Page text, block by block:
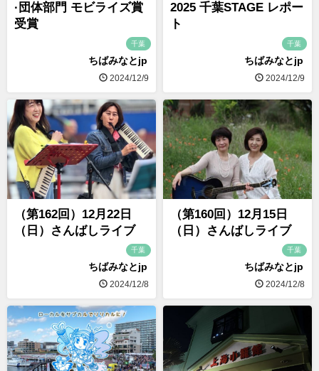
·団体部門 モビライズ賞
受賞
千葉
ちばみなとjp
2024/12/9
2025 千葉STAGE レポー
ト
千葉
ちばみなとjp
2024/12/9
（第162回）12月22日
（日）さんばしライブ
千葉
ちばみなとjp
2024/12/8
（第160回）12月15日
（日）さんばしライブ
千葉
ちばみなとjp
2024/12/8